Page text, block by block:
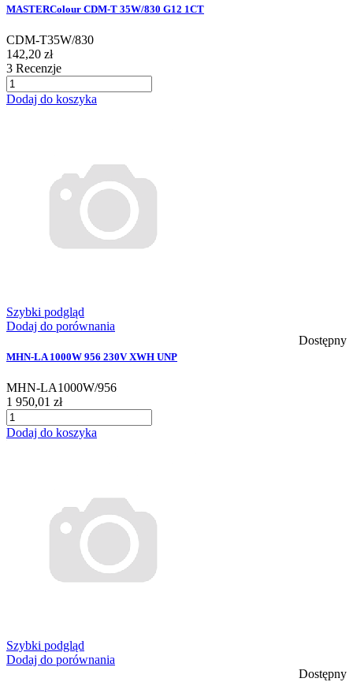
MASTERColour CDM-T 35W/830 G12 1CT
CDM-T35W/830
142,20 zł
3 Recenzje
Dodaj do koszyka
Szybki podgląd
Dodaj do porównania
Dostępny
MHN-LA 1000W 956 230V XWH UNP
MHN-LA1000W/956
1 950,01 zł
Dodaj do koszyka
Szybki podgląd
Dodaj do porównania
Dostępny